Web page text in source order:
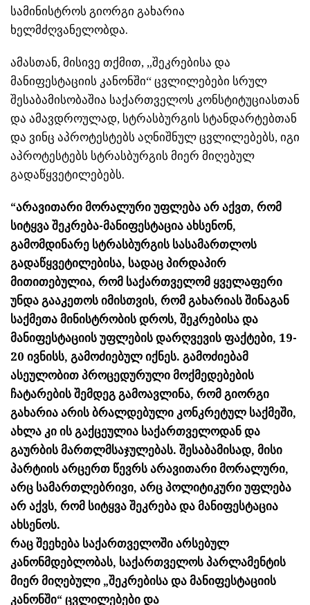
სამინისტროს გიორგი გახარია
ხელმძღვანელობდა.
ამასთან, მისივე თქმით, „შეკრებისა და
მანიფესტაციის კანონში“ ცვლილებები სრულ
შესაბამისობაშია საქართველოს კონსტიტუციასთან
და ამავდროულად, სტრასბურგის სტანდარტებთან
და ვინც აპროტესტებს აღნიშნულ ცვლილებებს, იგი
აპროტესტებს სტრასბურგის მიერ მიღებულ
გადაწყვეტილებებს.
“არავითარი მორალური უფლება არ აქვთ, რომ
სიტყვა შეკრება-მანიფესტაცია ახსენონ,
გამომდინარე სტრასბურგის სასამართლოს
გადაწყვეტილებისა, სადაც პირდაპირ
მითითებულია, რომ საქართველომ ყველაფერი
უნდა გააკეთოს იმისთვის, რომ გახარიას შინაგან
საქმეთა მინისტრობის დროს, შეკრებისა და
მანიფესტაციის უფლების დარღვევის ფაქტები, 19-
20 ივნისს, გამოძიებულ იქნეს. გამოძიებამ
ასეულობით პროცედურული მოქმედებების
ჩატარების შემდეგ გამოავლინა, რომ გიორგი
გახარია არის ბრალდებული კონკრეტულ საქმეში,
ახლა კი ის გაქცეულია საქართველოდან და
გაურბის მართლმსაჯულებას. შესაბამისად, მისი
პარტიის არცერთ წევრს არავითარი მორალური,
არც სამართლებრივი, არც პოლიტიკური უფლება
არ აქვს, რომ სიტყვა შეკრება და მანიფესტაცია
ახსენოს.
რაც შეეხება საქართველოში არსებულ
კანონმდებლობას, საქართველოს პარლამენტის
მიერ მიღებული „შეკრებისა და მანიფესტაციის
კანონში“ ცვლილებები და